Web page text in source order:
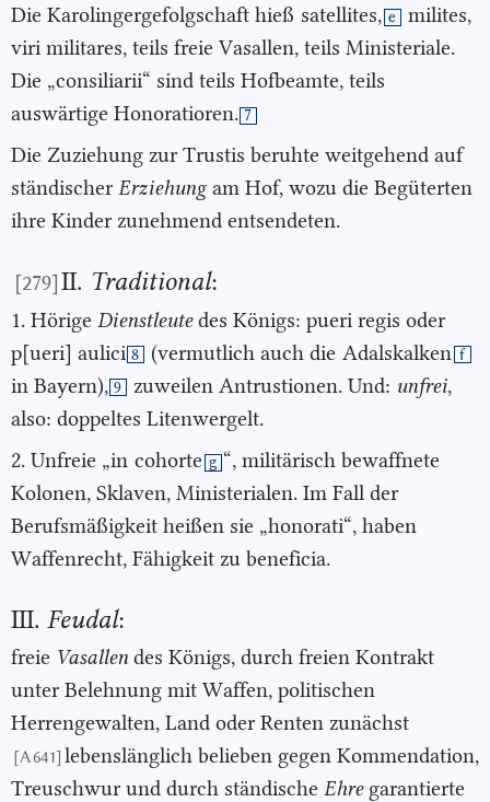
Die Karolingergefolgschaft hieß satellites, e
milites,
viri militares, teils freie Vasallen, teils Ministeriale.
Die „consiliarii“ sind teils Hofbeamte, teils
auswärtige Honoratioren. 7
Die Zuziehung zur Trustis beruhte weitgehend auf
ständischer Erziehungam Hof, wozu die Begüterten
ihre Kinder zunehmend entsendeten.
[279]II. Traditional:
1. Hörige Dienstleutedes Königs: pueri regis oder
p[ueri] aulici 8 (vermutlich auch die Adalskalken f
in Bayern), 9 zuweilen Antrustionen. Und: unfrei,
also: doppeltes Litenwergelt.
2. Unfreie „in cohorte g “, militärisch bewaffnete
Kolonen, Sklaven, Ministerialen. Im Fall der
Berufsmäßigkeit heißen sie „honorati“, haben
Waffenrecht, Fähigkeit zu beneficia.
III. Feudal:
freie Vasallendes Königs, durch freien Kontrakt
unter Belehnung mit Waffen, politischen
Herrengewalten, Land oder Renten zunächst
[A 641] lebenslänglich belieben gegen Kommendation,
Treuschwur und durch ständische Ehregarantierte